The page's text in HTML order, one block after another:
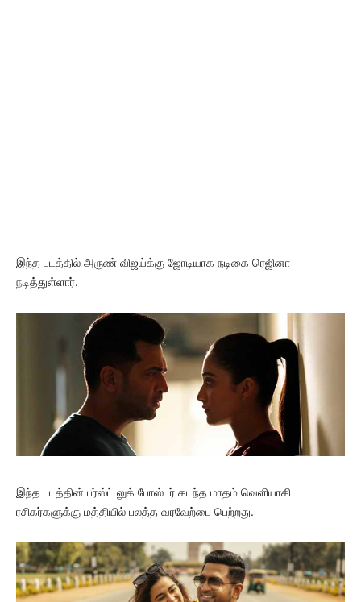
இந்த படத்தில் அருண் விஜய்க்கு ஜோடியாக நடிகை ரெஜினா
நடித்துள்ளார்.
இந்த படத்தின் பர்ஸ்ட் லுக் போஸ்டர் கடந்த மாதம் வெளியாகி
ரசிகர்களுக்கு மத்தியில் பலத்த வரவேற்பை பெற்றது.